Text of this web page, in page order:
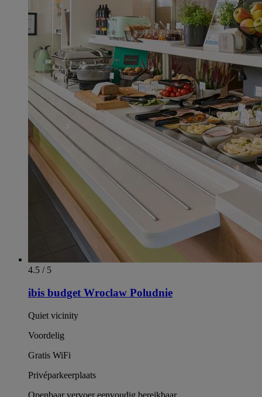
4.5 / 5
ibis budget Wroclaw Poludnie
Quiet vicinity
Voordelig
Gratis WiFi
Privéparkeerplaats
Openbaar vervoer eenvoudig bereikbaar